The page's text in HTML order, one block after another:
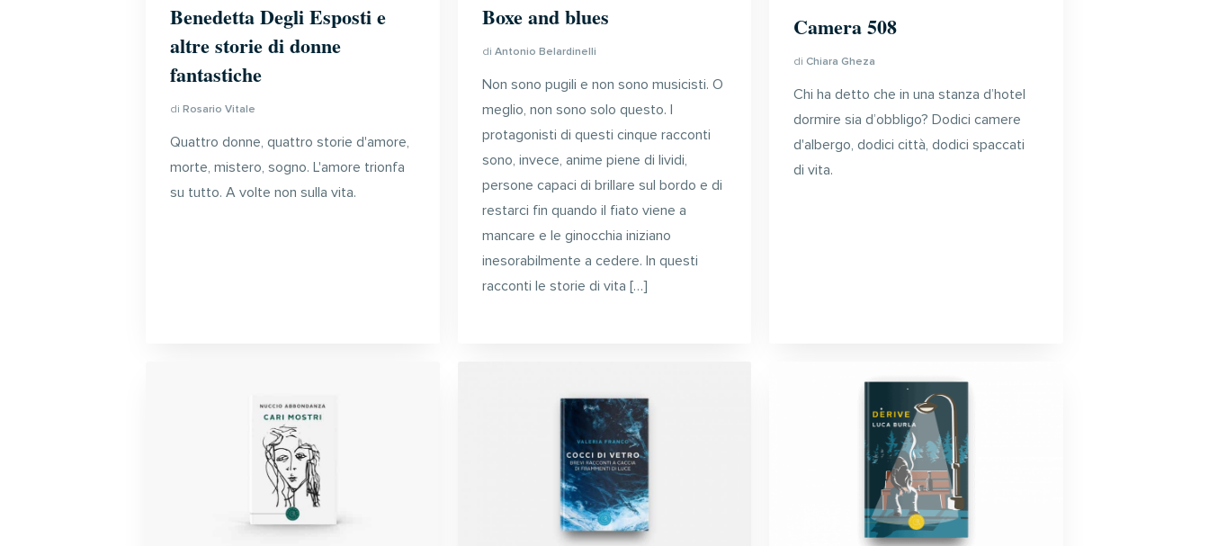
Benedetta Degli Esposti e
altre storie di donne
fantastiche
di Rosario Vitale
Quattro donne, quattro storie d'amore,
morte, mistero, sogno. L'amore trionfa
su tutto. A volte non sulla vita.
Boxe and blues
di Antonio Belardinelli
Non sono pugili e non sono musicisti. O
meglio, non sono solo questo. I
protagonisti di questi cinque racconti
sono, invece, anime piene di lividi,
persone capaci di brillare sul bordo e di
restarci fin quando il fiato viene a
mancare e le ginocchia iniziano
inesorabilmente a cedere. In questi
racconti le storie di vita […]
Camera 508
diChiara Gheza
Chi ha detto che in una stanza d’hotel
dormire sia d’obbligo? Dodici camere
d'albergo, dodici città, dodici spaccati
di vita.